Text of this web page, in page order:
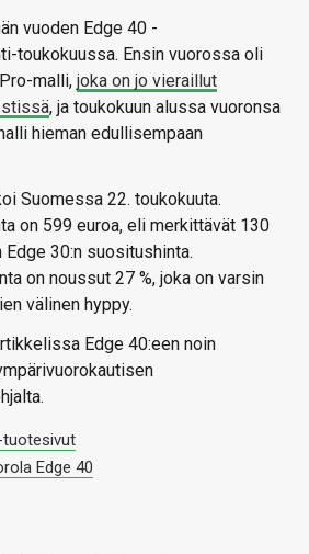
vuoden Edge 40 -
toukokuussa. Ensin vuorossa oli
malli, joka on jo vieraillut
, ja toukokuun alussa vuoronsa
hieman edullisempaan
Suomessa 22. toukokuuta.
on 599 euroa, eli merkittävät 130
Edge 30:n suositushinta.
on noussut 27 %, joka on varsin
välinen hyppy.
Edge 40:een noin
tuotesivut
Edge 40